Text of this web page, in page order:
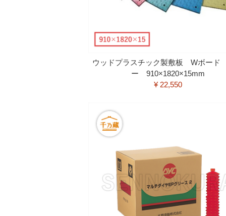
ウッドプラスチック製敷板 Wボー
ー 910×1820×15mm
¥ 22,550